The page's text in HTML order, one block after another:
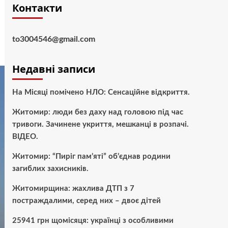
Контакти
to3004546@gmail.com
Недавні записи
На Місяці помічено НЛО: Сенсаційне відкриття.
Житомир: люди без даху над головою під час
тривоги. Зачинене укриття, мешканці в розпачі.
ВІДЕО.
Житомир: “Пиріг пам’яті” об’єднав родини
загиблих захисників.
Житомирщина: жахлива ДТП з 7
постраждалими, серед них – двоє дітей
25941 грн щомісяця: українці з особливими